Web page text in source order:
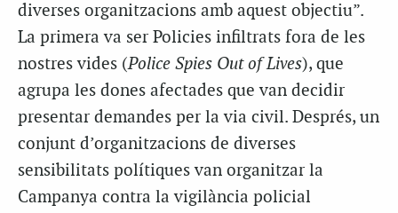
diverses organitzacions amb aquest objectiu”.
La primera va ser Policies infiltrats fora de les
nostres vides (Police Spies Out of Lives), que
agrupa les dones afectades que van decidir
presentar demandes per la via civil. Després, un
conjunt d’organitzacions de diverses
sensibilitats polítiques van organitzar la
Campanya contra la vigilància policial